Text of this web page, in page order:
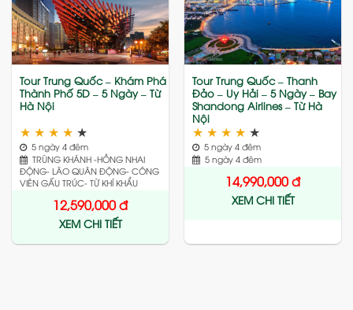
to
wishlist
Tour Trung Quốc – Khám Phá
Thành Phố 5D – 5 Ngày – Từ
Hà Nội
★ ★ ★ ★ ★
5 ngày 4 đêm
TRÙNG KHÁNH -HỒNG NHAI
ĐỘNG- LÃO QUÂN ĐỘNG- CÔNG
VIÊN GẤU TRÚC- TỪ KHÍ KHẨU
12,590,000đ
XEM CHI TIẾT
to
wishlist
Tour Trung Quốc – Thanh
Đảo – Uy Hải – 5 Ngày – Bay
Shandong Airlines – Từ Hà
Nội
★ ★ ★ ★ ★
5 ngày 4 đêm
5 ngày 4 đêm
14,990,000đ
XEM CHI TIẾT